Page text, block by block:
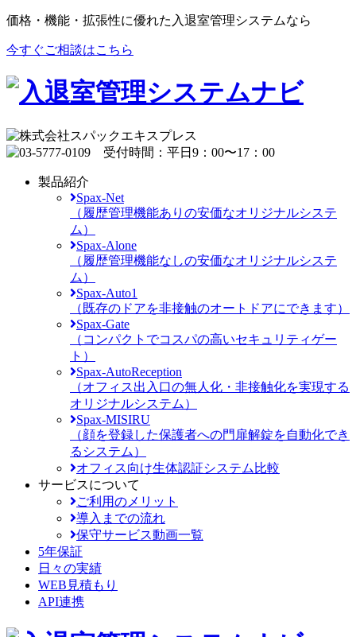
価格・機能・拡張性に優れた入退室管理システムなら
今すぐご相談はこちら
製品紹介
Spax-Net
（履歴管理機能ありの安価なオリジナルシステ
ム）
Spax-Alone
（履歴管理機能なしの安価なオリジナルシステ
ム）
Spax-Auto1
（既存のドアを非接触のオートドアにできます）
Spax-Gate
（コンパクトでコスパの高いセキュリティゲー
ト）
Spax-AutoReception
（オフィス出入口の無人化・非接触化を実現する
オリジナルシステム）
Spax-MISIRU
（顔を登録した保護者への門扉解錠を自動化でき
るシステム）
オフィス向け生体認証システム比較
サービスについて
ご利用のメリット
導入までの流れ
保守サービス動画一覧
5年保証
日々の実績
WEB見積もり
API連携